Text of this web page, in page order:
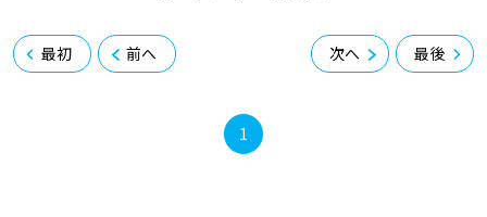
最初 前へ
1
次へ 最後